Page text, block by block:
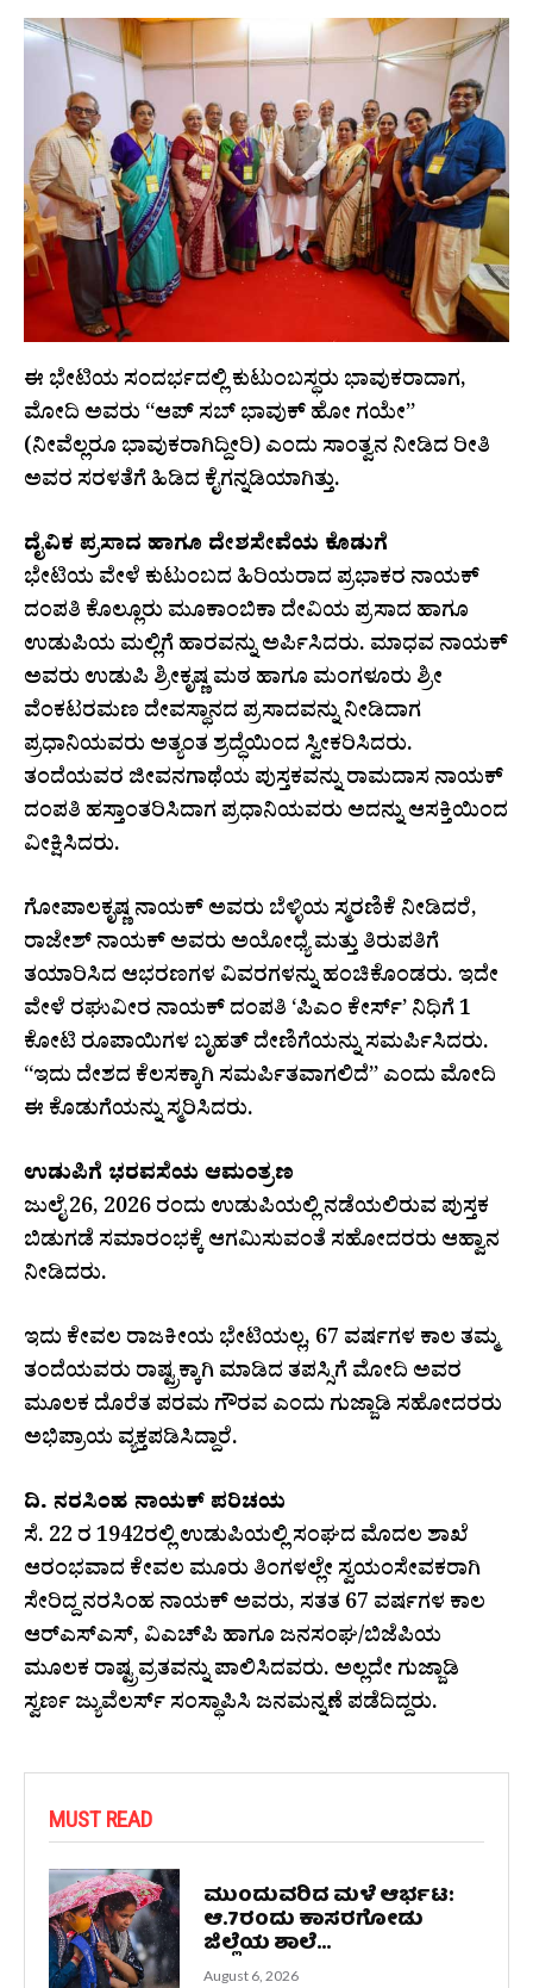
ಈ ಭೇಟಿಯ ಸಂದರ್ಭದಲ್ಲಿ ಕುಟುಂಬಸ್ಥರು ಭಾವುಕರಾದಾಗ,
ಮೋದಿ ಅವರು “ಆಪ್ ಸಬ್ ಭಾವುಕ್ ಹೋ ಗಯೇ”
(ನೀವೆಲ್ಲರೂ ಭಾವುಕರಾಗಿದ್ದೀರಿ) ಎಂದು ಸಾಂತ್ವನ ನೀಡಿದ ರೀತಿ
ಅವರ ಸರಳತೆಗೆ ಹಿಡಿದ ಕೈಗನ್ನಡಿಯಾಗಿತ್ತು.
​ದೈವಿಕ ಪ್ರಸಾದ ಹಾಗೂ ದೇಶಸೇವೆಯ ಕೊಡುಗೆ
​ಭೇಟಿಯ ವೇಳೆ ಕುಟುಂಬದ ಹಿರಿಯರಾದ ಪ್ರಭಾಕರ ನಾಯಕ್
ದಂಪತಿ ಕೊಲ್ಲೂರು ಮೂಕಾಂಬಿಕಾ ದೇವಿಯ ಪ್ರಸಾದ ಹಾಗೂ
ಉಡುಪಿಯ ಮಲ್ಲಿಗೆ ಹಾರವನ್ನು ಅರ್ಪಿಸಿದರು. ಮಾಧವ ನಾಯಕ್
ಅವರು ಉಡುಪಿ ಶ್ರೀಕೃಷ್ಣ ಮಠ ಹಾಗೂ ಮಂಗಳೂರು ಶ್ರೀ
ವೆಂಕಟರಮಣ ದೇವಸ್ಥಾನದ ಪ್ರಸಾದವನ್ನು ನೀಡಿದಾಗ
ಪ್ರಧಾನಿಯವರು ಅತ್ಯಂತ ಶ್ರದ್ಧೆಯಿಂದ ಸ್ವೀಕರಿಸಿದರು.
ತಂದೆಯವರ ಜೀವನಗಾಥೆಯ ಪುಸ್ತಕವನ್ನು ರಾಮದಾಸ ನಾಯಕ್
ದಂಪತಿ ಹಸ್ತಾಂತರಿಸಿದಾಗ ಪ್ರಧಾನಿಯವರು ಅದನ್ನು ಆಸಕ್ತಿಯಿಂದ
ವೀಕ್ಷಿಸಿದರು.
ಗೋಪಾಲಕೃಷ್ಣ ನಾಯಕ್ ಅವರು ಬೆಳ್ಳಿಯ ಸ್ಮರಣಿಕೆ ನೀಡಿದರೆ,
ರಾಜೇಶ್ ನಾಯಕ್ ಅವರು ಅಯೋಧ್ಯೆ ಮತ್ತು ತಿರುಪತಿಗೆ
ತಯಾರಿಸಿದ ಆಭರಣಗಳ ವಿವರಗಳನ್ನು ಹಂಚಿಕೊಂಡರು. ಇದೇ
ವೇಳೆ ರಘುವೀರ ನಾಯಕ್ ದಂಪತಿ ‘ಪಿಎಂ ಕೇರ್ಸ್’ ನಿಧಿಗೆ 1
ಕೋಟಿ ರೂಪಾಯಿಗಳ ಬೃಹತ್ ದೇಣಿಗೆಯನ್ನು ಸಮರ್ಪಿಸಿದರು.
“ಇದು ದೇಶದ ಕೆಲಸಕ್ಕಾಗಿ ಸಮರ್ಪಿತವಾಗಲಿದೆ” ಎಂದು ಮೋದಿ
ಈ ಕೊಡುಗೆಯನ್ನು ಸ್ಮರಿಸಿದರು.
​ಉಡುಪಿಗೆ ಭರವಸೆಯ ಆಮಂತ್ರಣ
​ಜುಲೈ 26, 2026 ರಂದು ಉಡುಪಿಯಲ್ಲಿ ನಡೆಯಲಿರುವ ಪುಸ್ತಕ
ಬಿಡುಗಡೆ ಸಮಾರಂಭಕ್ಕೆ ಆಗಮಿಸುವಂತೆ ಸಹೋದರರು ಆಹ್ವಾನ
ನೀಡಿದರು.
ಇದು ಕೇವಲ ರಾಜಕೀಯ ಭೇಟಿಯಲ್ಲ, 67 ವರ್ಷಗಳ ಕಾಲ ತಮ್ಮ
ತಂದೆಯವರು ರಾಷ್ಟ್ರಕ್ಕಾಗಿ ಮಾಡಿದ ತಪಸ್ಸಿಗೆ ಮೋದಿ ಅವರ
ಮೂಲಕ ದೊರೆತ ಪರಮ ಗೌರವ ಎಂದು ಗುಜ್ಜಾಡಿ ಸಹೋದರರು
ಅಭಿಪ್ರಾಯ ವ್ಯಕ್ತಪಡಿಸಿದ್ದಾರೆ.
ದಿ. ನರಸಿಂಹ ನಾಯಕ್ ಪರಿಚಯ
ಸೆ. 22 ರ 1942ರಲ್ಲಿ ಉಡುಪಿಯಲ್ಲಿ ಸಂಘದ ಮೊದಲ ಶಾಖೆ
ಆರಂಭವಾದ ಕೇವಲ ಮೂರು ತಿಂಗಳಲ್ಲೇ ಸ್ವಯಂಸೇವಕರಾಗಿ
ಸೇರಿದ್ದ ನರಸಿಂಹ ನಾಯಕ್ ಅವರು, ಸತತ 67 ವರ್ಷಗಳ ಕಾಲ
ಆರ್‌ಎಸ್‌ಎಸ್, ವಿಎಚ್‌ಪಿ ಹಾಗೂ ಜನಸಂಘ/ಬಿಜೆಪಿಯ
ಮೂಲಕ ರಾಷ್ಟ್ರವ್ರತವನ್ನು ಪಾಲಿಸಿದವರು. ಅಲ್ಲದೇ ಗುಜ್ಜಾಡಿ
ಸ್ವರ್ಣ ಜ್ಯುವೆಲರ್ಸ್ ಸಂಸ್ಥಾಪಿಸಿ ಜನಮನ್ನಣೆ ಪಡೆದಿದ್ದರು.
MUST READ
ಮುಂದುವರಿದ ಮಳೆ ಆರ್ಭಟ:
ಆ.7ರಂದು ಕಾಸರಗೋಡು
ಜಿಲ್ಲೆಯ ಶಾಲೆ...
August 6, 2026